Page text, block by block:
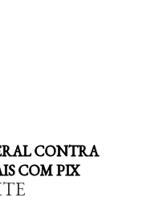
CONTRA
COM PIX